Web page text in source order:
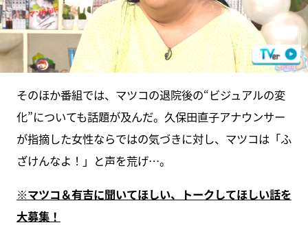
そのほか番組では、マツコの退院後の“ビジュアルの変
化”についても話題が及んだ。久保田直子アナウンサー
が指摘した女性ならではの気づきに対し、マツコは「ふ
ざけんなよ！」と声を荒げ…。
※マツコ＆有吉に聞いてほしい、トークしてほしい話を
大募集！